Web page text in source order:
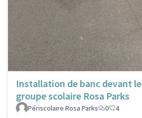
Installation de banc devant le
groupe scolaire Rosa Parks
Périscolaire Rosa Parks
0 4